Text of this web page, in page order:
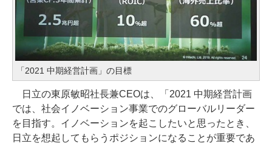
「2021 中期経営計画」の目標
日立の東原敏昭社長兼CEOは、「2021 中期経営計画
では、社会イノベーション事業でのグローバルリーダー
を目指す。イノベーションを起こしたいと思ったとき、
日立を想起してもらうポジションになることが重要であ